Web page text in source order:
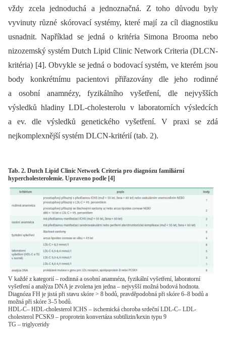
vždy zcela jednoduchá a jednoznačná. Z toho důvodu byly
vyvinuty různé skórovací systémy, které mají za cíl diagnostiku
usnadnit. Například se jedná o kritéria Simona Brooma nebo
nizozemský systém Dutch Lipid Clinic Network Criteria (DLCN-
kritéria) [4]. Obvykle se jedná o bodovací systém, ve kterém jsou
body konkrétnímu pacientovi přiřazovány dle jeho rodinné
a osobní anamnézy, fyzikálního vyšetření, dle nejvyšších
výsledků hladiny LDL-cholesterolu v laboratorních výsledcích
a ev. dle výsledků genetického vyšetření. V praxi se zdá
nejkomplexnější systém DLCN-kritérií (tab. 2).
Tab. 2. Dutch Lipid Clinic Network Criteria pro diagnózu familiární
hypercholesterolemie. Upraveno podle [4]
V každé z kategorií – rodinná a osobní anamnéza, fyzikální vyšetření, laboratorní
vyšetření a analýza DNA je zvolena jen jedna – nejvyšší možná bodová hodnota.
Diagnóza FH je jistá při stavu skóre > 8 bodů, pravděpodobná při skóre 6–8 bodů a
možná při skóre 3–5 bodů.
HDL-C– HDL-cholesterol ICHS – ischemická choroba srdeční LDL-C– LDL-
cholesterol PCSK9 – proprotein konvertáza subtilizin/kexin typu 9
TG – triglyceridy